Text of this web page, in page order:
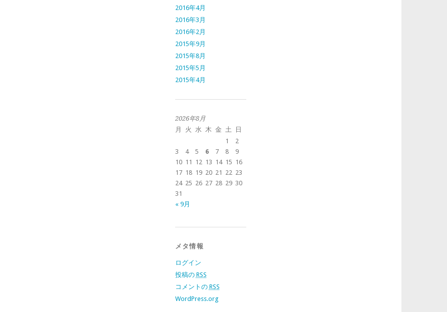
2016年4月
2016年3月
2016年2月
2015年9月
2015年8月
2015年5月
2015年4月
2026年8月
月
火 水 木 金 土 日
« 9月
1
2
3
4 5 6 7 8
9
10 11 12 13 14 15 16
17 18 19 20 21 22 23
24 25 26 27 28 29 30
31
メタ情報
ログイン
投稿の RSS
コメントの RSS
WordPress.org